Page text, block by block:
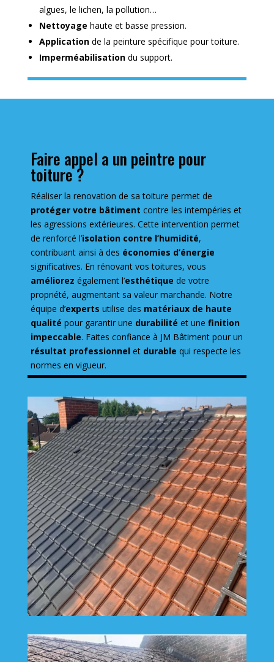
algues, le lichen, la pollution…
Nettoyage haute et basse pression.
Applicationde la peinture spécifique pour toiture.
Imperméabilisationdu support.
Faire appel a un peintre pour
toiture ?
Réaliser la renovation de sa toiture permet de
protéger votre bâtiment contre les intempéries et
les agressions extérieures. Cette intervention permet
de renforcé l’isolation contre l’humidité,
contribuant ainsi à des économies d’énergie
significatives. En rénovant vos toitures, vous
améliorez également l’esthétique de votre
propriété, augmentant sa valeur marchande. Notre
équipe d’experts utilise des matériaux de haute
qualité pour garantir une durabilité et une finition
impeccable. Faites confiance à JM Bâtiment pour un
résultat professionnelet durable qui respecte les
normes en vigueur.